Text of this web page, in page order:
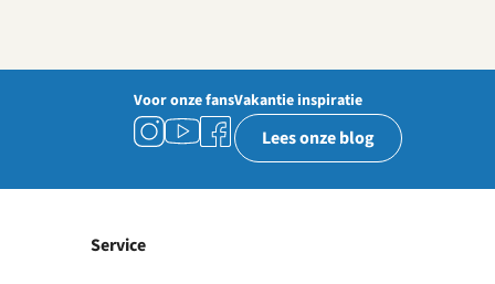
Voor onze fansVakantie inspiratie
Lees onze blog
Service